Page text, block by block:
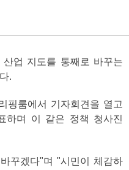
업 지도를 통째로 바꾸는
.
핑룸에서 기자회견을 열고
하며 이 같은 정책 청사진
꾸겠다"며 "시민이 체감하